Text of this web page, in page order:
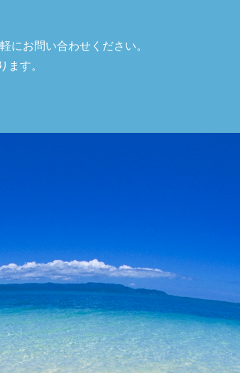
にお問い合わせください。
す。